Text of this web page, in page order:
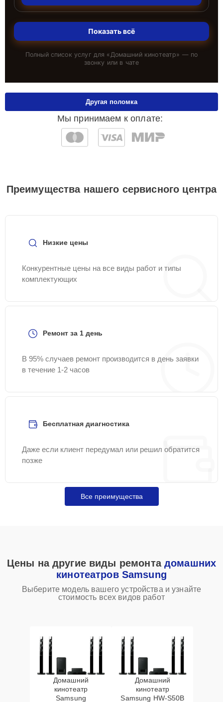
Показать всё
Полный список услуг для «Домашний кинотеатр» — по
звонку или в чате
Мы принимаем к оплате:
Другая поломка
Преимущества нашего сервисного центра
Низкие цены
Конкурентные цены на все виды работ и типы
комплектующих
Ремонт за 1 день
В 95% случаев ремонт производится в день заявки
в течение 1-2 часов
Бесплатная диагностика
Даже если клиент передумал или решил обратится
позже
Все преимущества
Цены на другие виды ремонта домашних
кинотеатров Samsung
Выберите модель вашего устройства и узнайте
стоимость всех видов работ
Домашний
кинотеатр
Samsung
Домашний
кинотеатр
Samsung HW‑S50B